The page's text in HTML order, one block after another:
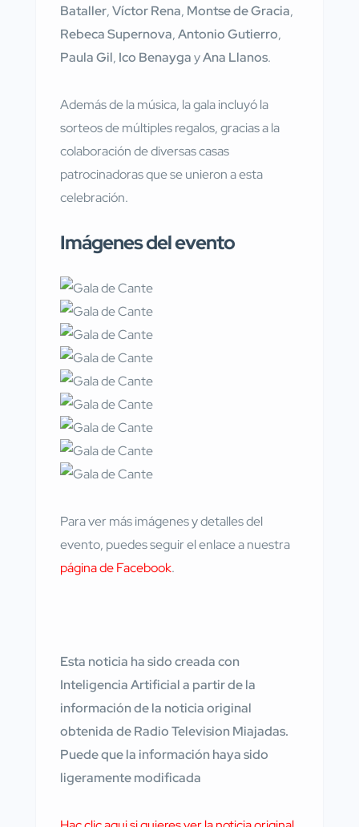
Bataller,Víctor Rena, Montse de Gracia,
Rebeca Supernova,Antonio Gutierro,
Paula Gil, Ico BenaygayAna Llanos.
Además de la música, la gala incluyó la
sorteos de múltiples regalos, gracias a la
colaboración de diversas casas
patrocinadoras que se unieron a esta
celebración.
Imágenes del evento
Para ver más imágenes y detalles del
evento, puedes seguir el enlace a nuestra
página de Facebook.
Esta noticia ha sido creada con
Inteligencia Artificial a partir de la
información de la noticia original
obtenida de Radio Television Miajadas.
Puede que la información haya sido
ligeramente modificada